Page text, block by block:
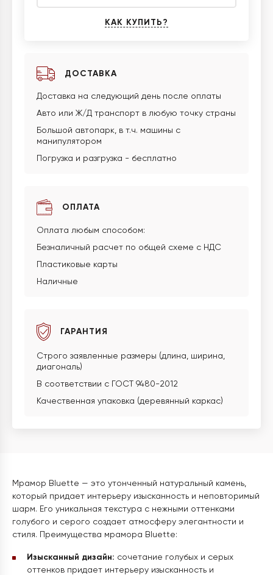
КАК КУПИТЬ?
ДОСТАВКА
Доставка на следующий день после оплаты
Авто или Ж/Д транспорт в любую точку страны
Большой автопарк, в т.ч. машины с
манипулятором
Погрузка и разгрузка - бесплатно
ОПЛАТА
Оплата любым способом:
Безналичный расчет по общей схеме с НДС
Пластиковые карты
Наличные
ГАРАНТИЯ
Строго заявленные размеры (длина, ширина,
диагональ)
В соответствии с ГОСТ 9480-2012
Качественная упаковка (деревянный каркас)
Мрамор Bluette — это утонченный натуральный камень,
который придает интерьеру изысканность и неповторимый
шарм. Его уникальная текстура с нежными оттенками
голубого и серого создает атмосферу элегантности и
стиля. Преимущества мрамора Bluette:
Изысканный дизайн: сочетание голубых и серых
оттенков придает интерьеру изысканность и